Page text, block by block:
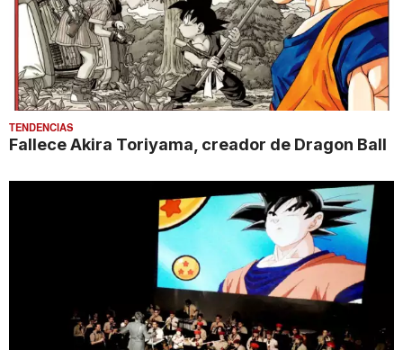
TENDENCIAS
Fallece Akira Toriyama, creador de Dragon Ball